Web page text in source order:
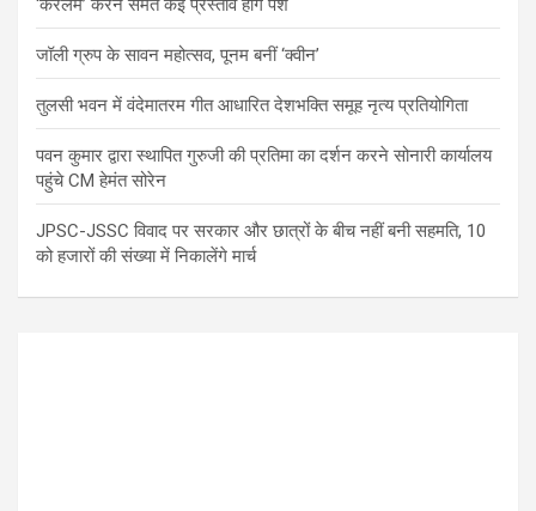
‘केरलम’ करने समेत कई प्रस्ताव होंगे पेश
जॉली ग्रुप के सावन महोत्सव, पूनम बनीं ‘क्वीन’
तुलसी भवन में वंदेमातरम गीत आधारित देशभक्ति समूह नृत्य प्रतियोगिता
पवन कुमार द्वारा स्थापित गुरुजी की प्रतिमा का दर्शन करने सोनारी कार्यालय
पहुंचे CM हेमंत सोरेन
JPSC-JSSC विवाद पर सरकार और छात्रों के बीच नहीं बनी सहमति, 10
को हजारों की संख्या में निकालेंगे मार्च